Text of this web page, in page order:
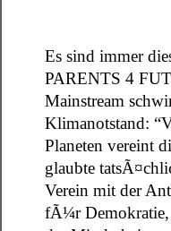
Es sind immer
PARENTS 4
Mainstream
Klimanotstand:
Planeten vereint
glaubte
Verein mit der
fÃ¼r Demokratie,